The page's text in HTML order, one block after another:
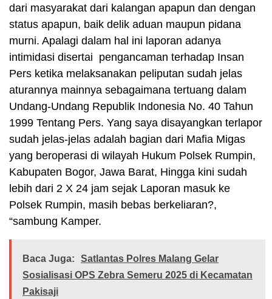
dari masyarakat dari kalangan apapun dan dengan
status apapun, baik delik aduan maupun pidana
murni. Apalagi dalam hal ini laporan adanya
intimidasi disertai pengancaman terhadap Insan
Pers ketika melaksanakan peliputan sudah jelas
aturannya mainnya sebagaimana tertuang dalam
Undang-Undang Republik Indonesia No. 40 Tahun
1999 Tentang Pers. Yang saya disayangkan terlapor
sudah jelas-jelas adalah bagian dari Mafia Migas
yang beroperasi di wilayah Hukum Polsek Rumpin,
Kabupaten Bogor, Jawa Barat, Hingga kini sudah
lebih dari 2 X 24 jam sejak Laporan masuk ke
Polsek Rumpin, masih bebas berkeliaran?,
“sambung Kamper.
Baca Juga:
Satlantas Polres Malang Gelar
Sosialisasi OPS Zebra Semeru 2025 di Kecamatan
Pakisaji